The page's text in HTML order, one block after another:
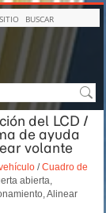
BUSCAR
del LCD /
de ayuda
volante
/Cuadro de
abierta,
Alinear